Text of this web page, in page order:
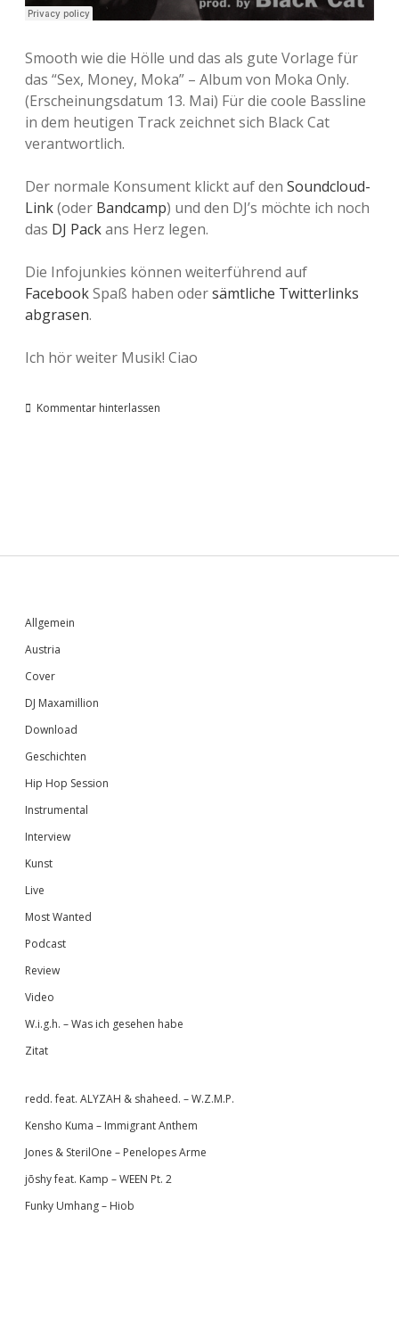
Smooth wie die Hölle und das als gute Vorlage für
das “Sex, Money, Moka” – Album von Moka Only.
(Erscheinungsdatum 13. Mai) Für die coole Bassline
in dem heutigen Track zeichnet sich Black Cat
verantwortlich.
Der normale Konsument klickt auf den Soundcloud-
Link(oder Bandcamp) und den DJ’s möchte ich noch
das DJ Packans Herz legen.
Die Infojunkies können weiterführend auf
FacebookSpaß haben odersämtliche Twitterlinks
abgrasen.
Ich hör weiter Musik! Ciao
Kommentar hinterlassen
Sidebar
Allgemein
Austria
Cover
DJ Maxamillion
Download
Geschichten
Hip Hop Session
Instrumental
Interview
Kunst
Live
Most Wanted
Podcast
Review
Video
W.i.g.h. – Was ich gesehen habe
Zitat
redd. feat. ALYZAH & shaheed. – W.Z.M.P.
Kensho Kuma – Immigrant Anthem
Jones & SterilOne – Penelopes Arme
jōshy feat. Kamp – WEEN Pt. 2
Funky Umhang – Hiob